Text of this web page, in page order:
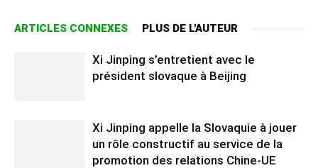
ARTICLES CONNEXES PLUS DE L'AUTEUR
Xi Jinping s’entretient avec le
président slovaque à Beijing
Xi Jinping appelle la Slovaquie à jouer
un rôle constructif au service de la
promotion des relations Chine-UE